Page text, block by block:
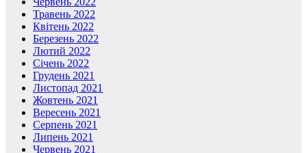
Травень 2022
Квітень 2022
Березень 2022
Лютий 2022
Січень 2022
Грудень 2021
Листопад 2021
Жовтень 2021
Вересень 2021
Серпень 2021
Липень 2021
Червень 2021